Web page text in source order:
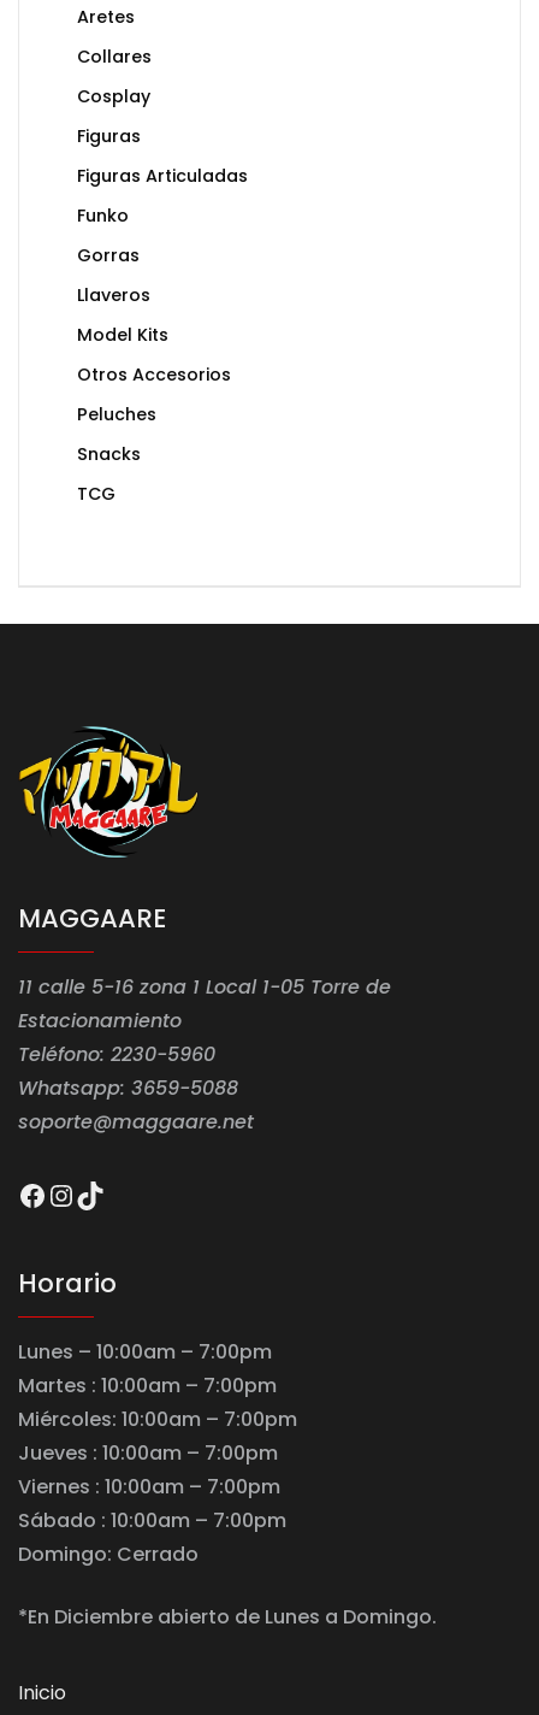
Aretes
Collares
Cosplay
Figuras
Figuras Articuladas
Funko
Gorras
Llaveros
Model Kits
Otros Accesorios
Peluches
Snacks
TCG
MAGGAARE
11 calle 5-16 zona 1 Local 1-05 Torre de
Estacionamiento
Teléfono: 2230-5960
Whatsapp: 3659-5088
soporte@maggaare.net
Facebook
Instagram
TikTok
Horario
Lunes – 10:00am – 7:00pm
Martes : 10:00am – 7:00pm
Miércoles: 10:00am – 7:00pm
Jueves : 10:00am – 7:00pm
Viernes : 10:00am – 7:00pm
Sábado : 10:00am – 7:00pm
Domingo: Cerrado
*En Diciembre abierto de Lunes a Domingo.
Inicio